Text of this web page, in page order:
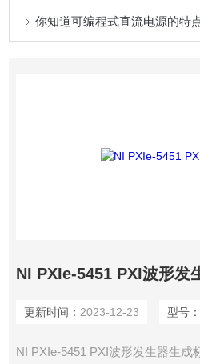
你知道可编程式直流电源的特
NI PXIe-5451 PXI波形发
更新时间： 2023-12-23 型号：
NI PXIe-5451 PXI波形发生器生​成​